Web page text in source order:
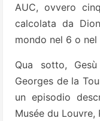
AUC, ovvero
calcolata da
mondo nel 6 o nel
Qua sotto,
Georges de la
un episodio
Musée du Louvre,